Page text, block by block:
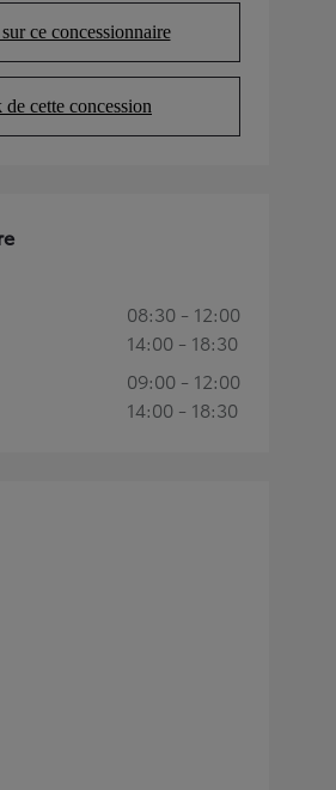
ce concessionnaire
(Opens in new tab)
cette concession
(Opens in new tab)
08:30 - 12:00
14:00 - 18:30
09:00 - 12:00
14:00 - 18:30